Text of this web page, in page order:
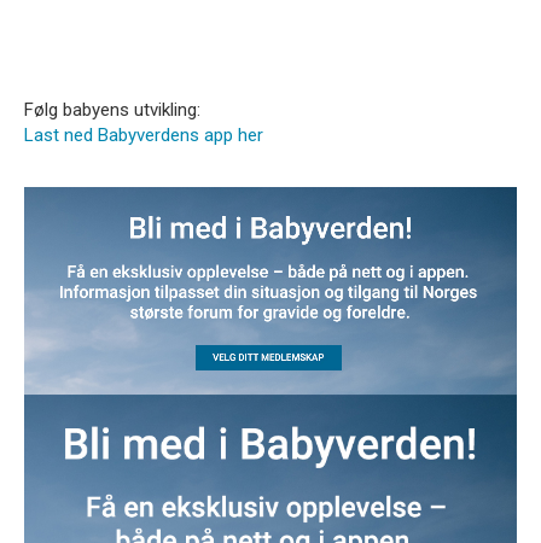
Følg babyens utvikling:
Last ned Babyverdens app her